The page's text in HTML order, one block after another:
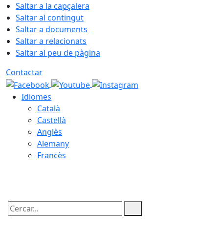
Saltar a la capçalera
Saltar al contingut
Saltar a documents
Saltar a relacionats
Saltar al peu de pàgina
Contactar
Idiomes
Català
Castellà
Anglès
Alemany
Francès
Cercar: